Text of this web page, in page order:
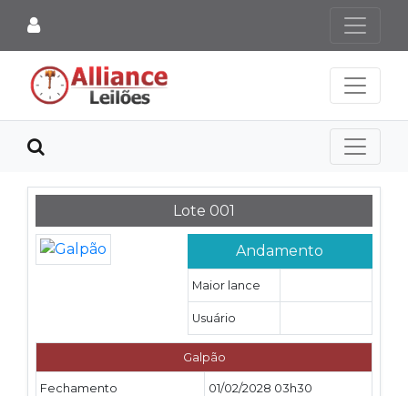
Lote 001
Andamento
Maior lance
Usuário
Galpão
Fechamento 01/02/2028 03h30